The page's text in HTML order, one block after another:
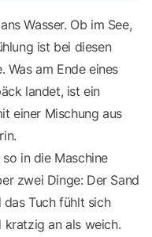
Wasser. Ob im See,
ist bei diesen
Was am Ende eines
landet, ist ein
einer Mischung aus
in die Maschine
zwei Dinge: Der Sand
Tuch fühlt sich
kratzig an als weich.